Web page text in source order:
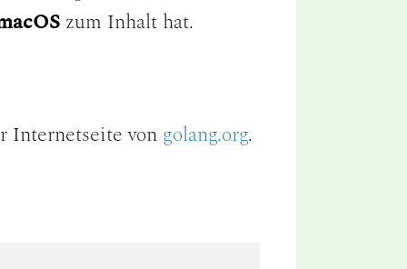
zum Inhalt hat.
Internetseite von golang.org.